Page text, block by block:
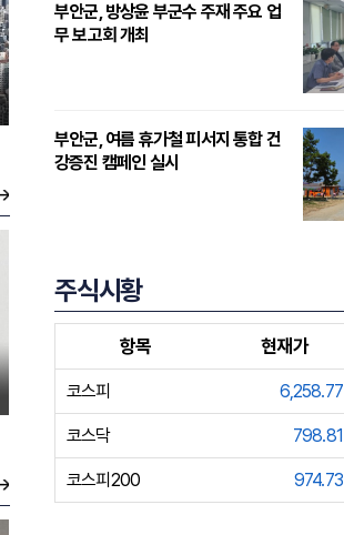
부안군, 방상윤 부군수 주재 주요 업
무 보고회 개최
부안군, 여름 휴가철 피서지 통합 건
강증진 캠페인 실시
주식시황
항목 현재가
코스피 6,258.77
코스닥 798.81
코스피200 974.73